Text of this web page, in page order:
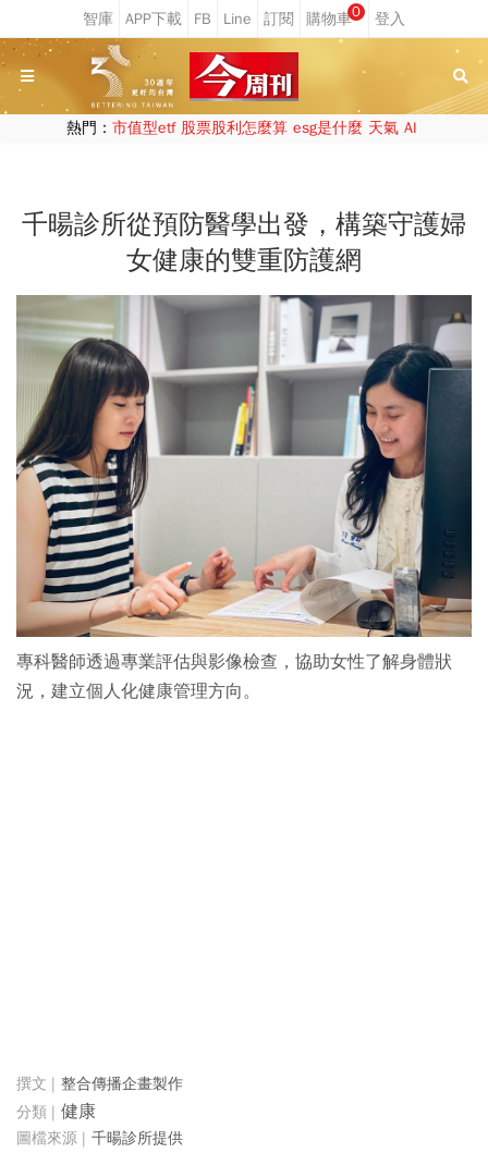
0
熱門： 市值型etf 股票股利怎麼算 esg是什麼 天氣 AI
千暘診所從預防醫學出發，構築守護婦
女健康的雙重防護網
專科醫師透過專業評估與影像檢查，協助女性了解身體狀
況，建立個人化健康管理方向。
整合傳播企畫製作
健康
千暘診所提供